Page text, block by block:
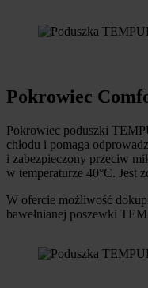
Pokrowiec
Pokrowiec poduszki
chłodu i pomaga
i zabezpieczony przeciw
w temperaturze 40°C. Jest
W ofercie możliwość
bawełnianej poszewki